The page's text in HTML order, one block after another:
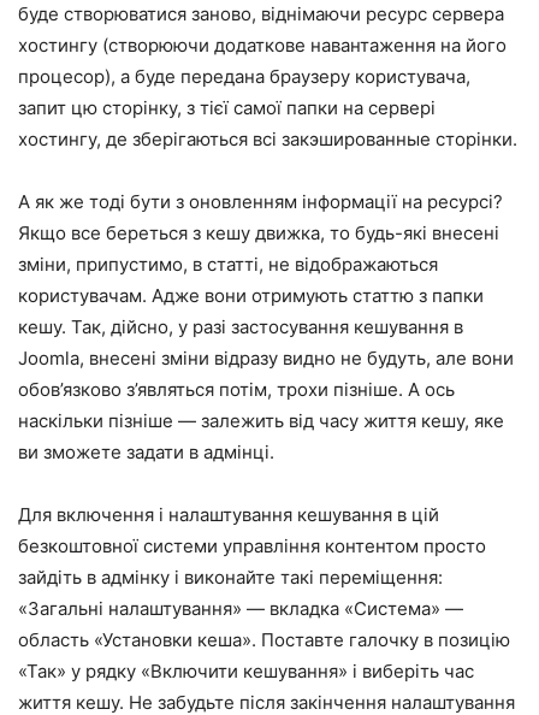
буде створюватися заново, віднімаючи ресурс сервера
хостингу (створюючи додаткове навантаження на його
процесор), а буде передана браузеру користувача,
запит цю сторінку, з тієї самої папки на сервері
хостингу, де зберігаються всі закэшированные сторінки.
А як же тоді бути з оновленням інформації на ресурсі?
Якщо все береться з кешу движка, то будь-які внесені
зміни, припустимо, в статті, не відображаються
користувачам. Адже вони отримують статтю з папки
кешу. Так, дійсно, у разі застосування кешування в
Joomla, внесені зміни відразу видно не будуть, але вони
обов’язково з’являться потім, трохи пізніше. А ось
наскільки пізніше — залежить від часу життя кешу, яке
ви зможете задати в адмінці.
Для включення і налаштування кешування в цій
безкоштовної системи управління контентом просто
зайдіть в адмінку і виконайте такі переміщення:
«Загальні налаштування» — вкладка «Система» —
область «Установки кеша». Поставте галочку в позицію
«Так» у рядку «Включити кешування» і виберіть час
життя кешу. Не забудьте після закінчення налаштування